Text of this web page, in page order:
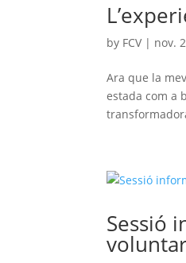
by FCV | nov.
Ara que la
estada com a
Sessió